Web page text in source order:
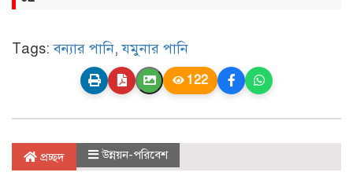
Tags:বন্যার পানি,যমুনার পানি
122
প্রচ্ছদ উন্নয়ন-পরিবেশ